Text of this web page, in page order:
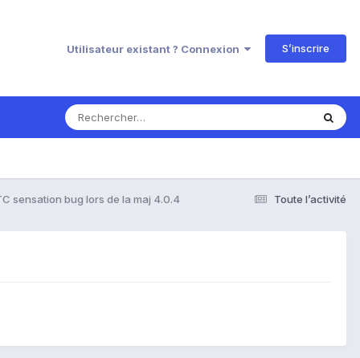
Utilisateur existant ? Connexion S’inscrire
Toute l’activité
sensation bug lors de la maj 4.0.4